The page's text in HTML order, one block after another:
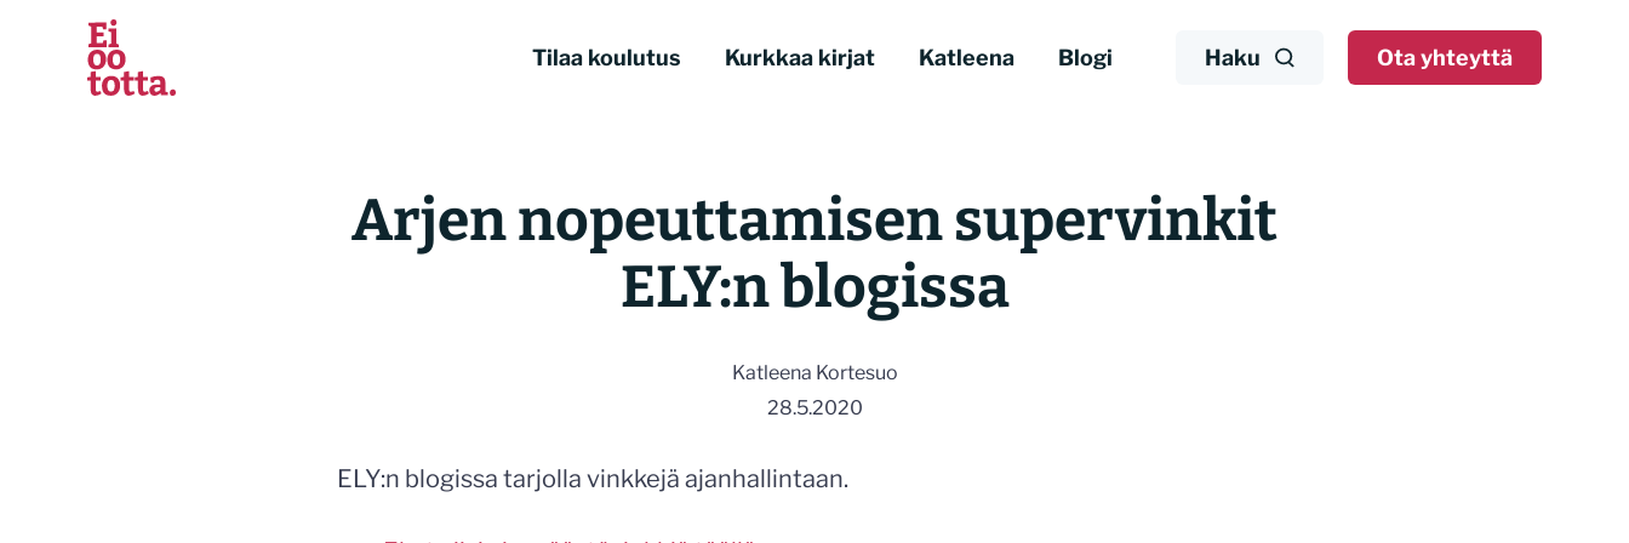
sisältöön
Tilaa koulutus Kurkkaa kirjat Katleena Blogi Haku Ota yhteyttä
Arjen nopeuttamisen supervinkit
ELY:n blogissa
Katleena Kortesuo
28.5.2020
ELY:n blogissa tarjolla vinkkejä ajanhallintaan.